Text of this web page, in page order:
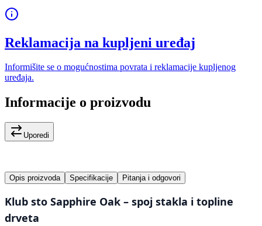
Reklamacija na kupljeni uređaj
Informišite se o mogućnostima povrata i reklamacije kupljenog
uređaja.
Informacije o proizvodu
Uporedi
Opis proizvoda Specifikacije Pitanja i odgovori
Klub sto Sapphire Oak – spoj stakla i topline
drveta